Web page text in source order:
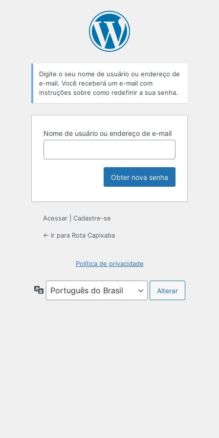
Digite o seu nome de usuário ou endereço de
e-mail. Você receberá um e-mail com
instruções sobre como redefinir a sua senha.
Nome de usuário ou endereço de e-mail
Acessar Cadastre-se
← Ir para Rota Capixaba
Política de privacidade
Idioma